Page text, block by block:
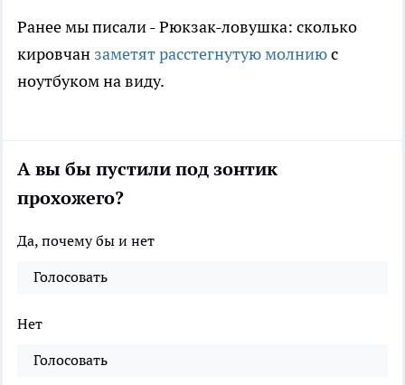
Ранее мы писали - Рюкзак-ловушка: сколько
кировчан заметят расстегнутую молниюс
ноутбуком на виду.
А вы бы пустили под зонтик
прохожего?
Да, почему бы и нет
Голосовать
Нет
Голосовать